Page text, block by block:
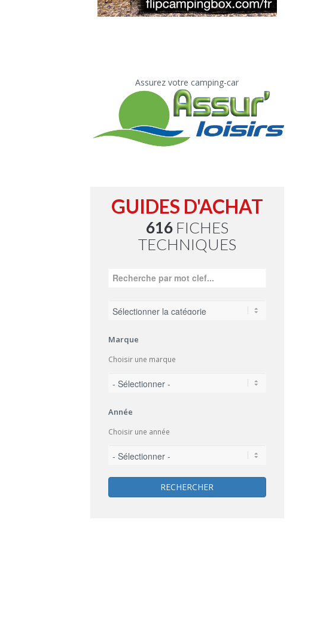
Assurez votre camping-car
GUIDES D'ACHAT
616FICHES
TECHNIQUES
Marque
Choisir une marque
Année
Choisir une année
RECHERCHER